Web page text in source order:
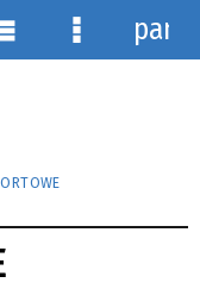
Menu
panel